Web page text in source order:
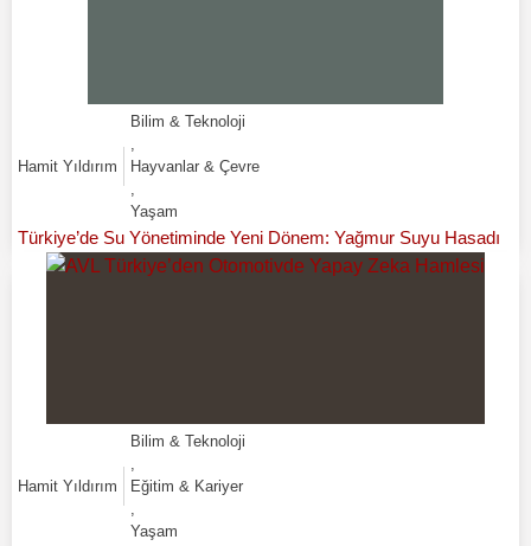
Hamit Yıldırım
Bilim & Teknoloji
,
Hayvanlar & Çevre
,
Yaşam
Türkiye’de Su Yönetiminde Yeni Dönem: Yağmur Suyu Hasadı
Hamit Yıldırım
Bilim & Teknoloji
,
Eğitim & Kariyer
,
Yaşam